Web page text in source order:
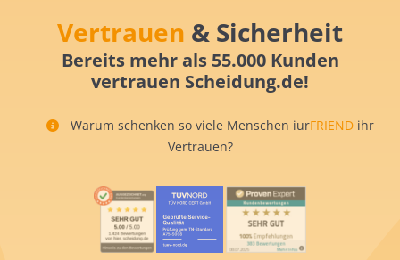
Vertrauen & Sicherheit
Bereits mehr als 55.000 Kunden
vertrauen Scheidung.de!
Warum schenken so viele Menschen iurFRIEND ihr
Vertrauen?